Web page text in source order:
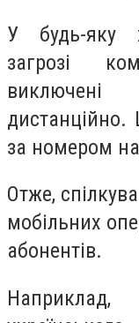
У будь-яку
загрозі
за номером
Отже,
мобільних
абонентів.